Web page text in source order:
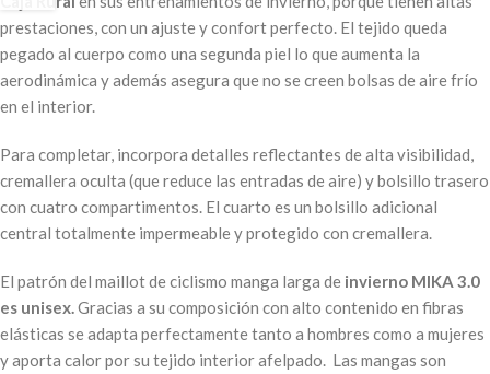
prestaciones, con un ajuste y confort perfecto. El tejido queda
pegado al cuerpo como una segunda piel lo que aumenta la
aerodinámica y además asegura que no se creen bolsas de aire frío
en el interior.
Para completar, incorpora detalles reflectantes de alta visibilidad,
cremallera oculta (que reduce las entradas de aire) y bolsillo trasero
con cuatro compartimentos. El cuarto es un bolsillo adicional
central totalmente impermeable y protegido con cremallera.
El patrón del maillot de ciclismo manga larga de invierno MIKA 3.0
es unisex.Gracias a su composición con alto contenido en fibras
elásticas se adapta perfectamente tanto a hombres como a mujeres
y aporta calor por su tejido interior afelpado. Las mangas son